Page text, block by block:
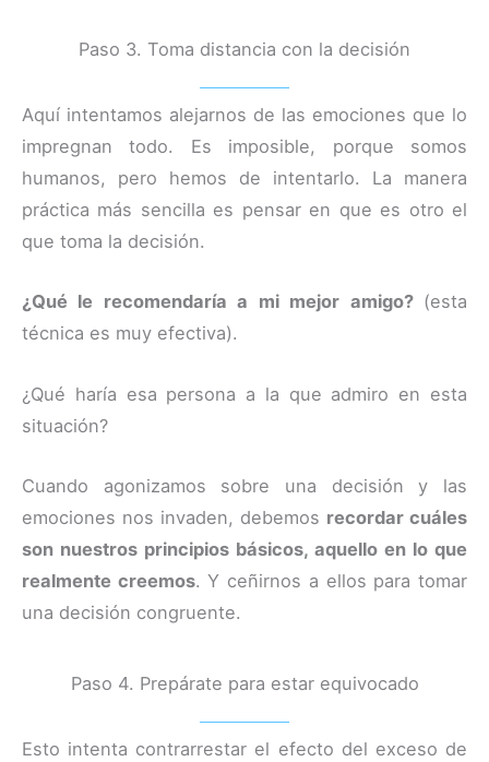
Paso 3. Toma distancia con la decisión
Aquí intentamos alejarnos de las emociones que lo
impregnan todo. Es imposible, porque somos
humanos, pero hemos de intentarlo. La manera
práctica más sencilla es pensar en que es otro el
que toma la decisión.
¿Qué le recomendaría a mi mejor amigo? (esta
técnica es muy efectiva).
¿Qué haría esa persona a la que admiro en esta
situación?
Cuando agonizamos sobre una decisión y las
emociones nos invaden, debemos recordar cuáles
son nuestros principios básicos, aquello en lo que
realmente creemos. Y ceñirnos a ellos para tomar
una decisión congruente.
Paso 4. Prepárate para estar equivocado
Esto intenta contrarrestar el efecto del exceso de